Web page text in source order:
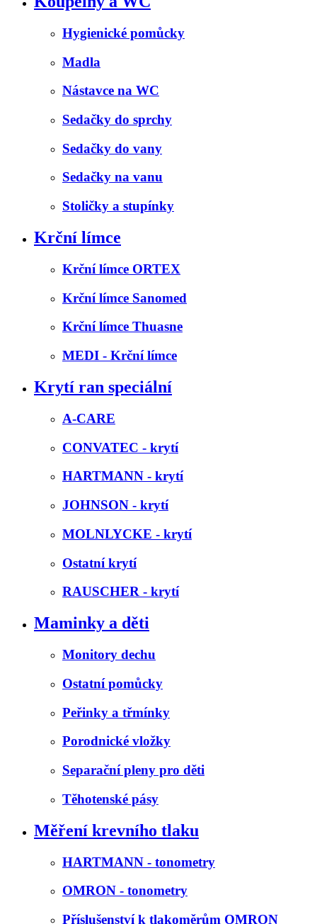
Hygienické pomůcky
Madla
Nástavce na WC
Sedačky do sprchy
Sedačky do vany
Sedačky na vanu
Stoličky a stupínky
Krční límce
Krční límce ORTEX
Krční límce Sanomed
Krční límce Thuasne
MEDI - Krční límce
Krytí ran speciální
A-CARE
CONVATEC - krytí
HARTMANN - krytí
JOHNSON - krytí
MOLNLYCKE - krytí
Ostatní krytí
RAUSCHER - krytí
Maminky a děti
Monitory dechu
Ostatní pomůcky
Peřinky a třmínky
Porodnické vložky
Separační pleny pro děti
Těhotenské pásy
Měření krevního tlaku
HARTMANN - tonometry
OMRON - tonometry
Příslušenství k tlakoměrům OMRON